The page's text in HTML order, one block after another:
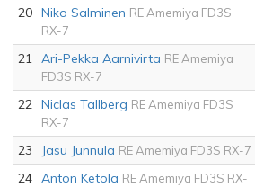
20 Niko Salminen RE Amemiya FD3S
RX-7
21 Ari-Pekka Aarnivirta RE Amemiya
FD3S RX-7
22 Niclas Tallberg RE Amemiya FD3S
RX-7
23 Jasu Junnula RE Amemiya FD3S RX-7
24 Anton Ketola RE Amemiya FD3S RX-